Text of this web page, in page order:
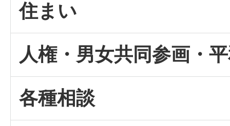
住まい
人権・男女共同参画・
各種相談